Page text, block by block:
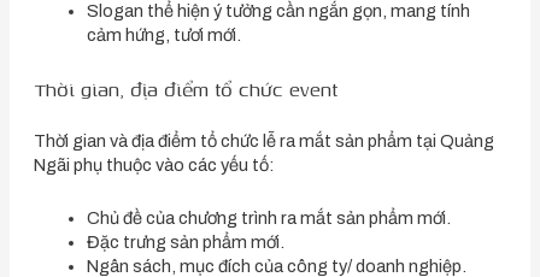
Slogan thể hiện ý tưởng cần ngắn gọn, mang tính
cảm hứng, tươi mới.
Thời gian, địa điểm tổ chức event
Thời gian và địa điểm tổ chức lễ ra mắt sản phẩm tại Quảng
Ngãi phụ thuộc vào các yếu tố:
Chủ đề của chương trình ra mắt sản phẩm mới.
Đặc trưng sản phẩm mới.
Ngân sách, mục đích của công ty/ doanh nghiệp.